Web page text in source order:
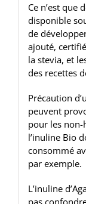
Ce n’est que
disponible
de
ajouté,
la stevia, et
des recettes
Précaution
peuvent
pour les non-
l’inuline Bio
consommé
par exemple.
L’inuline
pas